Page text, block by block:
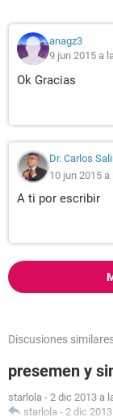
anagz3
9 jun 2015 a
Ok Gracias
Dr. Carlos
10 jun 2015 a
A ti por escribir
Discusiones
presemen y
starlola - 2 dic 2013 a
starlola - 2 dic